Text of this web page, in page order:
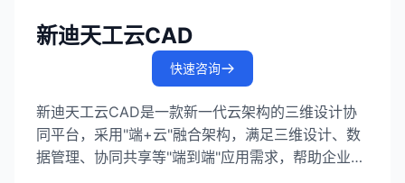
新迪天工云CAD
快速咨询
新迪天工云CAD是一款新一代云架构的三维设计协
同平台，采用"端+云"融合架构，满足三维设计、数
据管理、协同共享等"端到端"应用需求，帮助企业实